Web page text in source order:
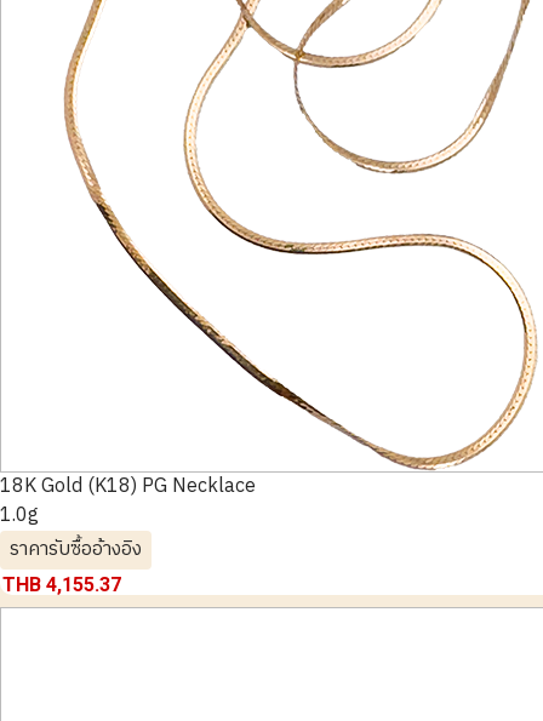
18K Gold (K18) PG Necklace
1.0g
ราคารับซื้ออ้างอิง
THB 4,155.37